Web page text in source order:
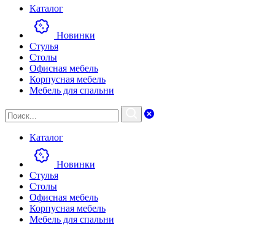
Каталог
Новинки
Стулья
Столы
Офисная мебель
Корпусная мебель
Мебель для спальни
Каталог
Новинки
Стулья
Столы
Офисная мебель
Корпусная мебель
Мебель для спальни